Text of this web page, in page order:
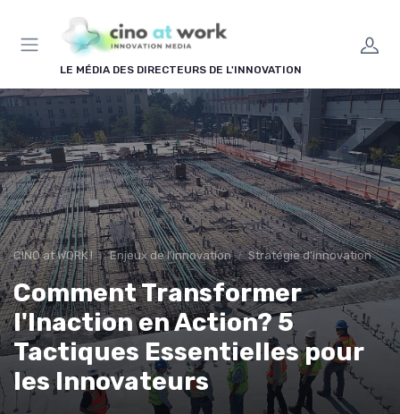
LE MÉDIA DES DIRECTEURS DE L'INNOVATION
CINO at WORK ! Enjeux de l'innovation Stratégie d'innovation
Comment Transformer
l'Inaction en Action? 5
Tactiques Essentielles pour
les Innovateurs